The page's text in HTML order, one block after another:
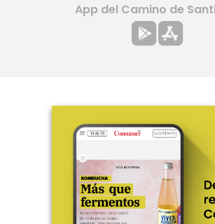
¿Quiénes somos?
Hemeroteca
Contacto
Prensa
App del Camino de